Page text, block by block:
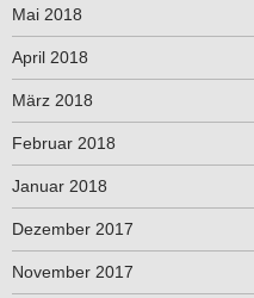
Mai 2018
April 2018
März 2018
Februar 2018
Januar 2018
Dezember 2017
November 2017